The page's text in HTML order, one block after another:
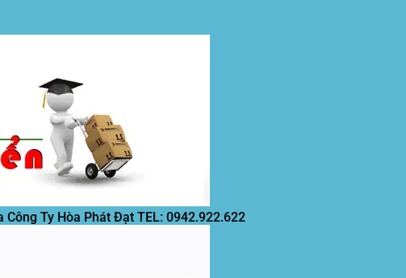
Công Ty Hòa Phát Đạt TEL: 0942.922.622